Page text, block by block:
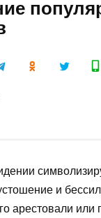
и
арестовали или